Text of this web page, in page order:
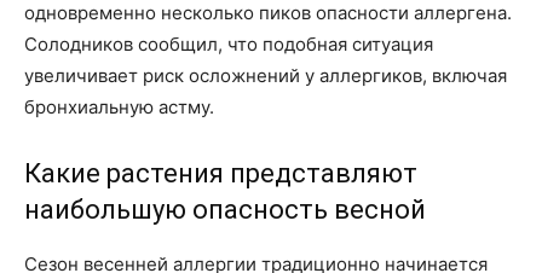
одновременно несколько пиков опасности аллергена.
Солодников сообщил, что подобная ситуация
увеличивает риск осложнений у аллергиков, включая
бронхиальную астму.
Какие растения представляют
наибольшую опасность весной
Сезон весенней аллергии традиционно начинается